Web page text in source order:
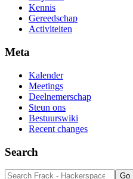
Kennis
Gereedschap
Activiteiten
Meta
Kalender
Meetings
Deelnemerschap
Steun ons
Bestuurswiki
Recent changes
Search